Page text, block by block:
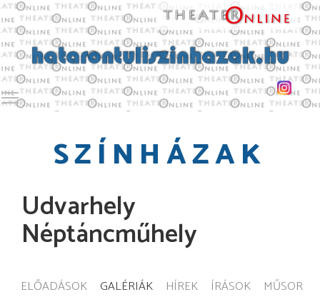
Toggle main menu visibility
SZÍNHÁZAK
Udvarhely
Néptáncműhely
ELŐADÁSOK GALÉRIÁK HÍREK ÍRÁSOK MŰSOR